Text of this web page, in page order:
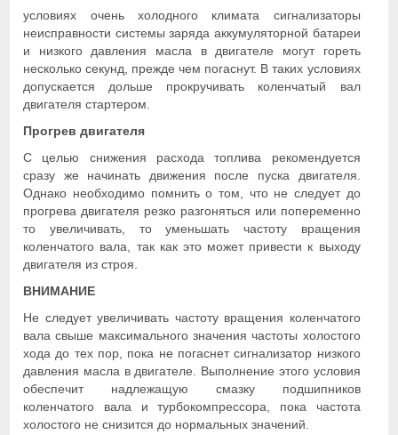
условиях очень холодного климата сигнализаторы
неисправности системы заряда аккумуляторной батареи
и низкого давления масла в двигателе могут гореть
несколько секунд, прежде чем погаснут. В таких условиях
допускается дольше прокручивать коленчатый вал
двигателя стартером.
Прогрев двигателя
С целью снижения расхода топлива рекомендуется
сразу же начинать движения после пуска двигателя.
Однако необходимо помнить о том, что не следует до
прогрева двигателя резко разгоняться или попеременно
то увеличивать, то уменьшать частоту вращения
коленчатого вала, так как это может привести к выходу
двигателя из строя.
ВНИМАНИЕ
Не следует увеличивать частоту вращения коленчатого
вала свыше максимального значения частоты холостого
хода до тех пор, пока не погаснет сигнализатор низкого
давления масла в двигателе. Выполнение этого условия
обеспечит надлежащую смазку подшипников
коленчатого вала и турбокомпрессора, пока частота
холостого не снизится до нормальных значений.